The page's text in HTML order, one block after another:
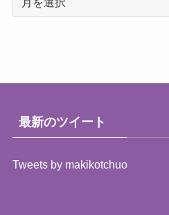
ー
（月
最新のツイート
Tweets by makikotchuo